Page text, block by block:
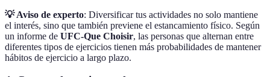
💡 Aviso de experto: Diversificar tus actividades no solo mantiene
el interés, sino que también previene el estancamiento físico. Según
un informe de UFC-Que Choisir, las personas que alternan entre
diferentes tipos de ejercicios tienen más probabilidades de mantener
hábitos de ejercicio a largo plazo.